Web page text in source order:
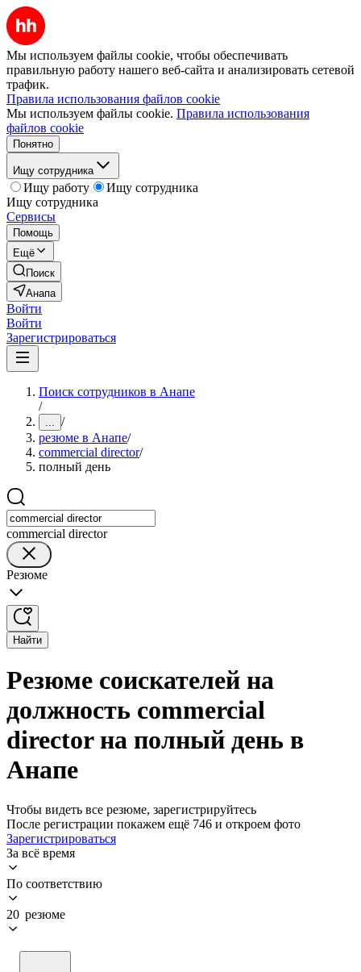
Мы используем файлы cookie, чтобы обеспечивать
правильную работу нашего веб-сайта и анализировать сетевой
трафик.
Правила использования файлов cookie
Мы используем файлы cookie. Правила использования
файлов cookie
Понятно
Ищу сотрудника
Ищу работу
Ищу сотрудника
Ищу сотрудника
Сервисы
Помощь
Ещё
Поиск
Анапа
Войти
Войти
Зарегистрироваться
Поиск сотрудников в Анапе
/
... /
резюме в Анапе/
commercial director/
полный день
commercial director
Резюме
Найти
Резюме соискателей на
должность commercial
director на полный день в
Анапе
Чтобы видеть все резюме, зарегистрируйтесь
После регистрации покажем ещё 746 и откроем фото
Зарегистрироваться
За всё время
По соответствию
20 резюме